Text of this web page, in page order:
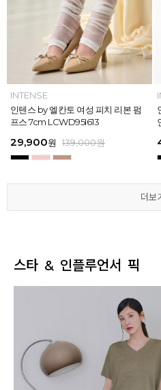
ELCANTO
[EXCLUSIVE] 노엘 엘칸토 여성 젤리
슈즈 2.3cm LCWW01U626
29,000원
더보
INTENSE
인텐스 by 엘칸토 여성 피치 리본 펌
프스 7cm LCWD95I613
29,900원 139,000원
더보
INTENSE
인텐스 by 엘칸토 여성 에나멜 스퀘어
오브제 플랫슈즈 1.5cm LCWD53I613
41,650원 149,000원
더보
MAZZ
마쯔 by 엘칸토 여성 투밴드 고프코어
플랫 캐주얼 2.5cm LCWC97M613
43,200원 159,000원
더보
ELCANTO
[EXCLUSIVE] 노엘 엘칸토 여성 젤리
슈즈 2.3cm LCWW01U626
29,000원
더보
INTENSE
인텐스 by 엘칸토 여성 피치 리본 펌
프스 7cm LCWD95I613
29,900원 139,000원
더보
스타 & 인플루언서 픽